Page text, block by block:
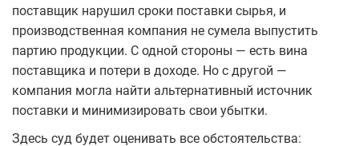
поставщик нарушил сроки поставки сырья, и
производственная компания не сумела выпустить
партию продукции. С одной стороны — есть вина
поставщика и потери в доходе. Но с другой —
компания могла найти альтернативный источник
поставки и минимизировать свои убытки.
Здесь суд будет оценивать все обстоятельства: